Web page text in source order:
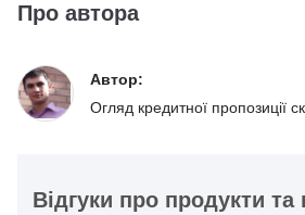
Про автора
Автор:
Огляд кредитної пропозиції
Відгуки про продукти та